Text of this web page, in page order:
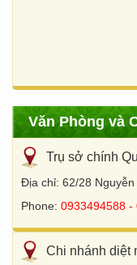
Văn Phòng và
Trụ sở chính
Địa chỉ: 62/28
Phone: 0933494588 -
Chi nhánh diệt